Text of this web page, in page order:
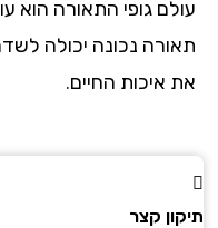
גופי התאורה הוא עולם
נכונה יכולה לשדרג
איכות החיים.
קצר